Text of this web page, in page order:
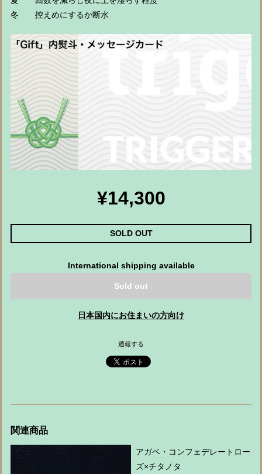
冬 控えめにするか断水
¥14,300
SOLD OUT
International shipping available
Sold out
日本国内にお住まいの方向け
通報する
関連商品
アガベ・コンフェデレートロー
ズ×チタノタ